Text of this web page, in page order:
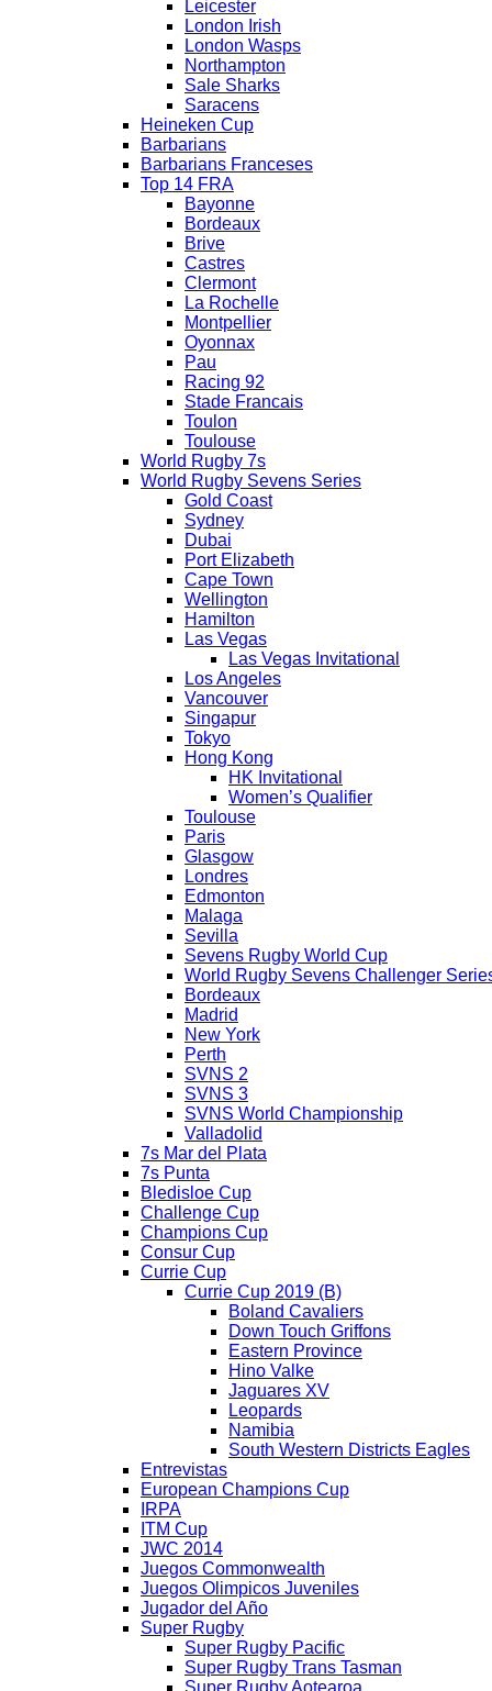
Leicester
London Irish
London Wasps
Northampton
Sale Sharks
Saracens
Heineken Cup
Barbarians
Barbarians Franceses
Top 14 FRA
Bayonne
Bordeaux
Brive
Castres
Clermont
La Rochelle
Montpellier
Oyonnax
Pau
Racing 92
Stade Francais
Toulon
Toulouse
World Rugby 7s
World Rugby Sevens Series
Gold Coast
Sydney
Dubai
Port Elizabeth
Cape Town
Wellington
Hamilton
Las Vegas
Las Vegas Invitational
Los Angeles
Vancouver
Singapur
Tokyo
Hong Kong
HK Invitational
Women’s Qualifier
Toulouse
Paris
Glasgow
Londres
Edmonton
Malaga
Sevilla
Sevens Rugby World Cup
World Rugby Sevens Challenger
Bordeaux
Madrid
New York
Perth
SVNS 2
SVNS 3
SVNS World Championship
Valladolid
7s Mar del Plata
7s Punta
Bledisloe Cup
Challenge Cup
Champions Cup
Consur Cup
Currie Cup
Currie Cup 2019 (B)
Boland Cavaliers
Down Touch Griffons
Eastern Province
Hino Valke
Jaguares XV
Leopards
Namibia
South Western Districts Eagles
Entrevistas
European Champions Cup
IRPA
ITM Cup
JWC 2014
Juegos Commonwealth
Juegos Olimpicos Juveniles
Jugador del Año
Super Rugby
Super Rugby Pacific
Super Rugby Trans Tasman
Super Rugby Aotearoa